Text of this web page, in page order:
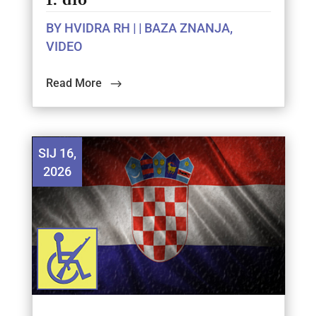
BY HVIDRA RH | | BAZA ZNANJA,
VIDEO
Read More
SIJ 16,
2026